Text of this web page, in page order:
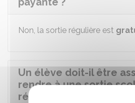
Non, la sortie régulière est
Un élève doit-il être
rendre à une sortie
régulière?